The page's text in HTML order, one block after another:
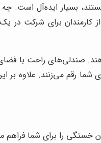
بسیار ایده‌آل است.
کارمندان برای شرکت در
صندلی‌های راحت با
رقم می‌زنند. علاوه بر
خستگی را برای شما فراهم